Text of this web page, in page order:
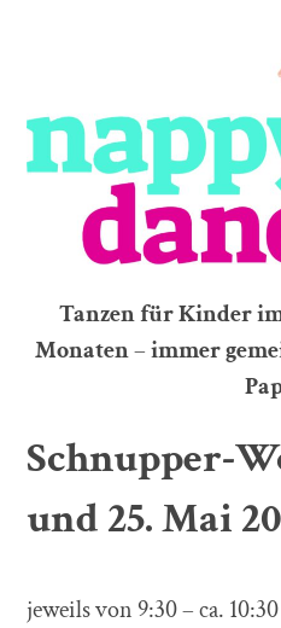
Tanzen für Kinder
Monaten–immer
Schnupper-
und 25. Mai
jeweils von 9:30 – ca.